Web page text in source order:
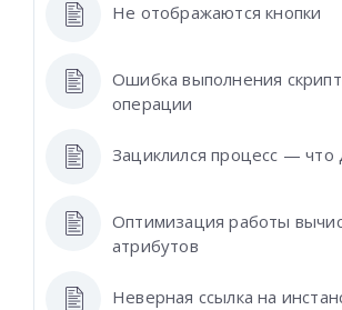
Не отображаются кнопки
Ошибка выполнения
операции
Зациклился процесс — что
Оптимизация работы
атрибутов
Неверная ссылка на